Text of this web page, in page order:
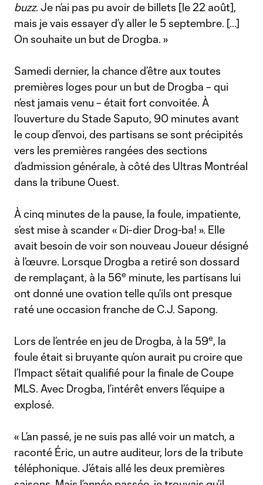
buzz. Je n’ai pas pu avoir de billets [le 22 août],
mais je vais essayer d’y aller le 5 septembre. […]
On souhaite un but de Drogba. »
Samedi dernier, la chance d’être aux toutes
premières loges pour un but de Drogba – qui
n’est jamais venu – était fort convoitée. À
l’ouverture du Stade Saputo, 90 minutes avant
le coup d’envoi, des partisans se sont précipités
vers les premières rangées des sections
d’admission générale, à côté des Ultras Montréal
dans la tribune Ouest.
À cinq minutes de la pause, la foule, impatiente,
s’est mise à scander « Di-dier Drog-ba! ». Elle
avait besoin de voir son nouveau Joueur désigné
à l’œuvre. Lorsque Drogba a retiré son dossard
de remplaçant, à la 56e minute, les partisans lui
ont donné une ovation telle qu’ils ont presque
raté une occasion franche de C.J. Sapong.
Lors de l’entrée en jeu de Drogba, à la 59e, la
foule était si bruyante qu’on aurait pu croire que
l’Impact s’était qualifié pour la finale de Coupe
MLS. Avec Drogba, l’intérêt envers l’équipe a
explosé.
« L’an passé, je ne suis pas allé voir un match, a
raconté Éric, un autre auditeur, lors de la tribute
téléphonique. J’étais allé les deux premières